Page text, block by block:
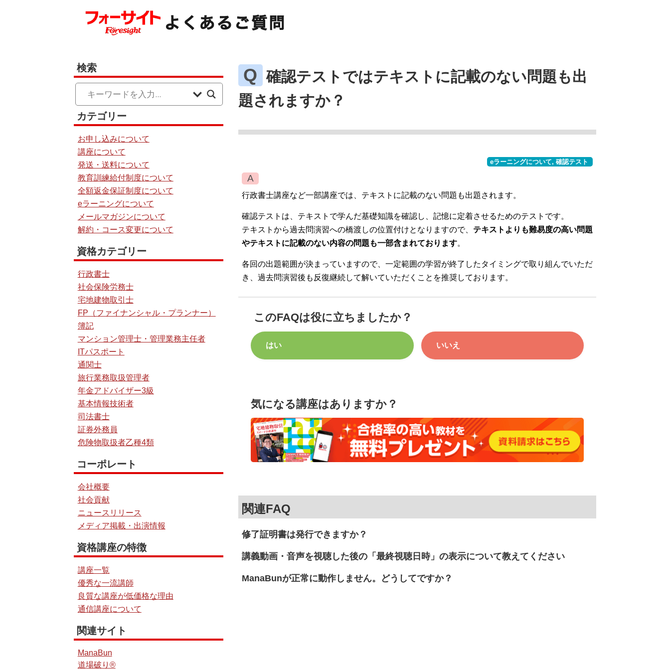
確認テストではテキストに記載のない問題も出
題されますか？
eラーニングについて,確認テスト
行政書士講座など一部講座では、テキストに記載のない問題も出題されます。
確認テストは、テキストで学んだ基礎知識を確認し、記憶に定着させるためのテストです。
テキストから過去問演習への橋渡しの位置付けとなりますので、 テキストよりも難易度の高い問題
やテキストに記載のない内容の問題も一部含まれております。
各回の出題範囲が決まっていますので、一定範囲の学習が終了したタイミングで取り組んでいただ
き、過去問演習後も反復継続して解いていただくことを推奨しております。
このFAQは役に立ちましたか？
はい いいえ
気になる講座はありますか？
関連FAQ
修了証明書は発行できますか？
講義動画・音声を視聴した後の「最終視聴日時」の表示について教えてください
ManaBunが正常に動作しません。どうしてですか？
検索
カテゴリー
お申し込みについて
講座について
発送・送料について
教育訓練給付制度について
全額返金保証制度について
eラーニングについて
メールマガジンについて
解約・コース変更について
資格カテゴリー
行政書士
社会保険労務士
宅地建物取引士
FP（ファイナンシャル・プランナー）
簿記
マンション管理士・管理業務主任者
ITパスポート
通関士
旅行業務取扱管理者
年金アドバイザー3級
基本情報技術者
司法書士
証券外務員
危険物取扱者乙種4類
コーポレート
会社概要
社会貢献
ニュースリリース
メディア掲載・出演情報
資格講座の特徴
講座一覧
優秀な一流講師
良質な講座が低価格な理由
通信講座について
関連サイト
ManaBun
道場破り®